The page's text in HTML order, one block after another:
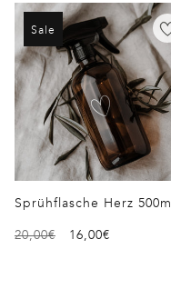
Sale
Sprühflasche Herz 500ml
Normaler
20,00€ Verkaufspreis
16,00€